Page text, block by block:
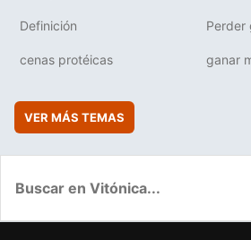
Definición Perder
cenas protéicas ganar
VER MÁS TEMAS